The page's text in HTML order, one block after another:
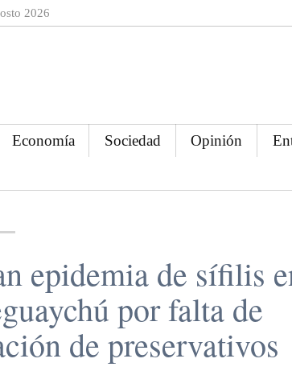
2026
Economía Sociedad Opinión
epidemia de sífilis
por falta de
de preservativos